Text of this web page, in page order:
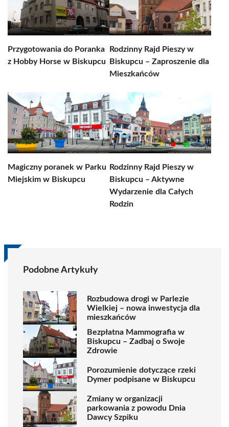
Przygotowania do Poranka
z Hobby Horse w Biskupcu
Rodzinny Rajd Pieszy w
Biskupcu – Zaproszenie dla
Mieszkańców
Magiczny poranek w Parku
Miejskim w Biskupcu
Rodzinny Rajd Pieszy w
Biskupcu – Aktywne
Wydarzenie dla Całych
Rodzin
Podobne Artykuły
Rozbudowa drogi w Parlezie
Wielkiej – nowa inwestycja dla
mieszkańców
Bezpłatna Mammografia w
Biskupcu – Zadbaj o Swoje
Zdrowie
Porozumienie dotyczące rzeki
Dymer podpisane w Biskupcu
Zmiany w organizacji
parkowania z powodu Dnia
Dawcy Szpiku